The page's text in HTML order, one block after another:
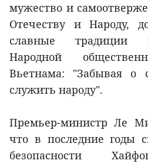
мужество и
Отечеству и Народу,
славные традиции
Народной
Вьетнама: "Забывая о
служить народу".
Премьер-министр Ле
что в последние годы
безопасности